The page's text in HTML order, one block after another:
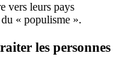
vers leurs pays
« populisme ».
les personnes